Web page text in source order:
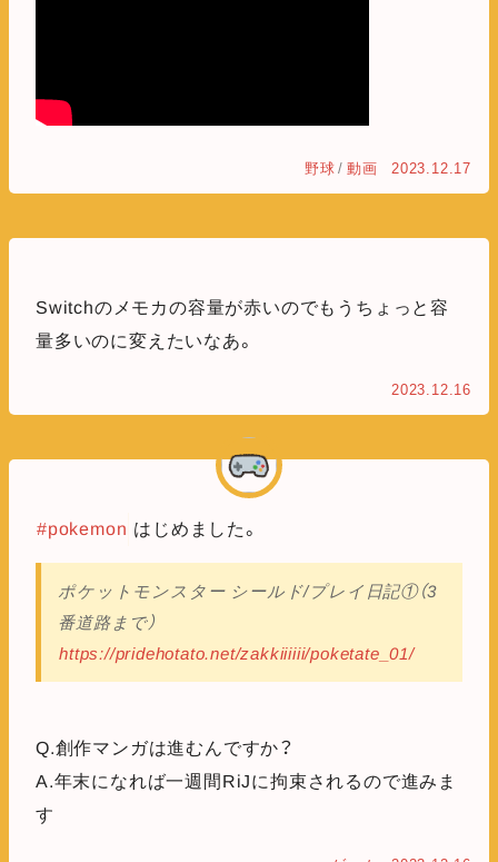
野球 / 動画 2023.12.17
Switchのメモカの容量が赤いのでもうちょっと容
量多いのに変えたいなあ。
2023.12.16
#pokemon はじめました。
ポケットモンスター シールド/プレイ日記①（3
番道路まで）
https://pridehotato.net/zakkiiiiii/poketate_01/
Q.創作マンガは進むんですか？
A.年末になれば一週間RiJに拘束されるので進みま
す